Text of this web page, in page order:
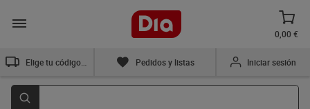
0,00 €
Pedidos y listas Iniciar sesión